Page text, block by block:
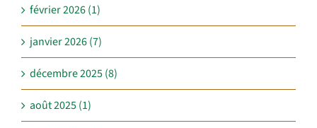
février 2026 (1)
janvier 2026 (7)
décembre 2025 (8)
août 2025 (1)